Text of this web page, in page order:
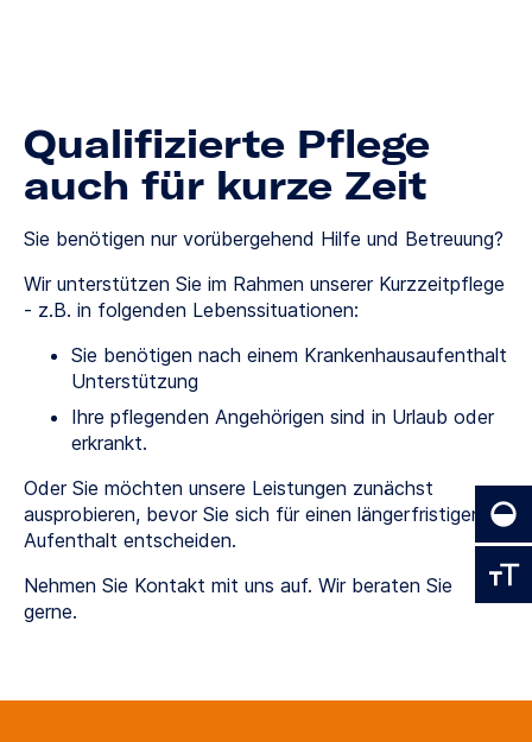
Qualifizierte Pflege
auch für kurze Zeit
Sie benötigen nur vorübergehend Hilfe und Betreuung?
Wir unterstützen Sie im Rahmen unserer Kurzzeitpflege
- z.B. in folgenden Lebenssituationen:
Sie benötigen nach einem Krankenhausaufenthalt
Unterstützung
Ihre pflegenden Angehörigen sind in Urlaub oder
erkrankt.
Oder Sie möchten unsere Leistungen zunächst
ausprobieren, bevor Sie sich für einen längerfristigen
Aufenthalt entscheiden.
Nehmen Sie Kontakt mit uns auf. Wir beraten Sie
gerne.